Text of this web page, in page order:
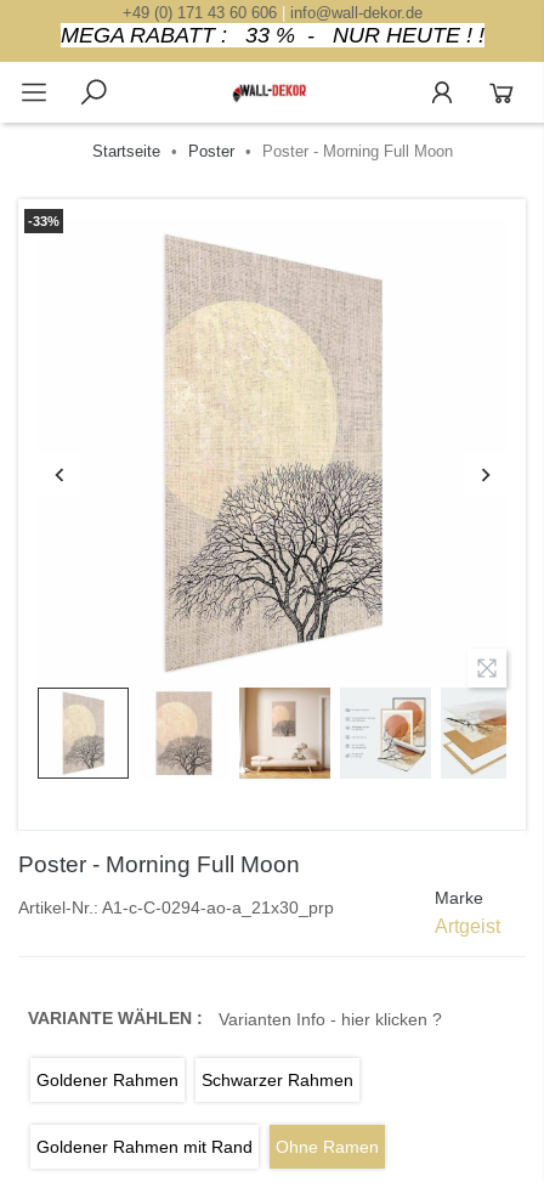
+49 (0) 171 43 60 606| info@wall-dekor.de
MEGA RABATT : 33 % - NUR HEUTE ! !
Startseite Poster Poster - Morning Full Moon
-33%
Poster - Morning Full Moon
Artikel-Nr.: A1-c-C-0294-ao-a_21x30_prp Marke
Artgeist
VARIANTE WÄHLEN : Varianten Info - hier klicken ?
Goldener Rahmen Schwarzer Rahmen
Goldener Rahmen mit Rand Ohne Ramen